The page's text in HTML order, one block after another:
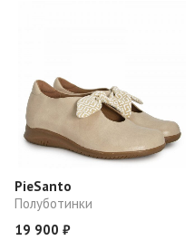
PieSanto
Полуботинки
19 900 ₽